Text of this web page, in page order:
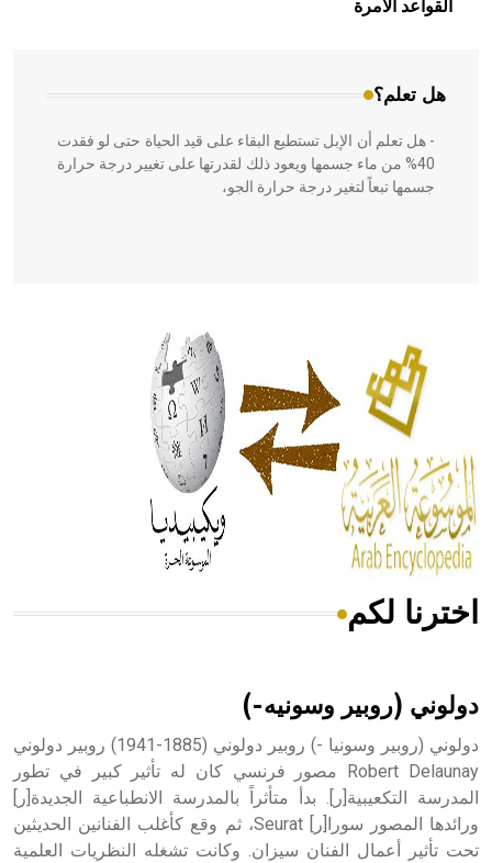
القواعد الآمرة
هل تعلم؟
المعمار على بناء مداميكه وخاصة في الواجهات
- هل تعلم أن الإبل تستطيع البقاء على قيد الحياة حتى لو فقدت
40% من ماء جسمها ويعود ذلك لقدرتها على تغيير درجة حرارة
جسمها تبعاً لتغير درجة حرارة الجو،
الحكم، الأدلة، تنظيم التغذية، ورسالته في جروح الرأس. ويعود
له الفضل بأنه حرر الطب من الدين والفلسفة.
- هل تعلم أن المرجان إفراز حيواني يتكون في البحر ويتركب
من مادة كربونات الكلسيوم، وهو أحمر أو شديد الحمرة وهو
أجود أنواعه، ويمتاز بكبر الحجم ويسمى الش
هل تعلم أن الأبسيد كلمة فرنسية اللفظ تم اعتمادها مصطلحاً
- هل تعلم أن أبجر Abgar اسم معروف جيداً يعود إلى عدد من
الملوك الذين حكموا مدينة إديسا (الرها) من أبجر الأول وحتى
التاسع، وهم ينتسبون إلى أسرة أوسروين
اخترنا لكم
دولوني (روبير وسونيه-)
دولوني (روبير وسونيا -) روبير دولوني (1885-1941) روبير دولوني
Robert Delaunay مصور فرنسي كان له تأثير كبير في تطور
المدرسة التكعيبية[ر]. بدأ متأثراً بالمدرسة الانطباعية الجديدة[ر]
ورائدها المصور سورا[ر] Seurat، ثم وقع كأغلب الفنانين الحديثين
تحت تأثير أعمال الفنان سيزان. وكانت تشغله النظريات العلمية